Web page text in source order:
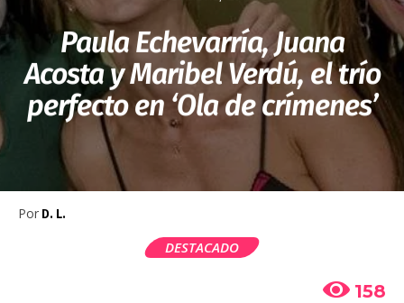
Paula Echevarría, Juana
Acosta y Maribel Verdú, el trío
perfecto en ‘Ola de crímenes’
Por D. L.
DESTACADO
158